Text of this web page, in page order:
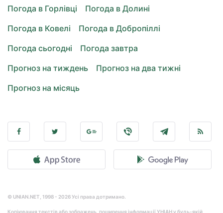
Погода в Горлівці
Погода в Долині
Погода в Ковелі
Погода в Добропіллі
Погода сьогодні
Погода завтра
Прогноз на тиждень
Прогноз на два тижні
Прогноз на місяць
© UNIAN.NET, 1998 - 2026 Усі права дотримано.
Копіювання текстів або зображень, поширення інформації УНІАН у будь-якій